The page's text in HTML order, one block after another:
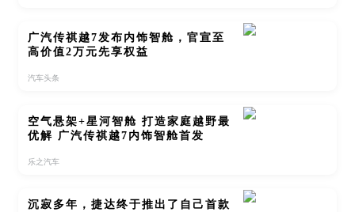
广汽传祺越7发布内饰智舱，官宣至
高价值2万元先享权益
汽车头条
空气悬架+星河智舱 打造家庭越野最
优解 广汽传祺越7内饰智舱首发
乐之汽车
沉寂多年，捷达终于推出了自己首款